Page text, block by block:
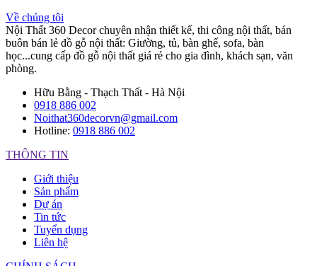
Về chúng tôi
Nội Thất 360 Decor chuyên nhận thiết kế, thi công nội thất, bán
buôn bán lẻ đồ gỗ nội thất: Giường, tủ, bàn ghế, sofa, bàn
học...cung cấp đồ gỗ nội thất giá rẻ cho gia đình, khách sạn, văn
phòng.
Hữu Bằng - Thạch Thất - Hà Nội
0918 886 002
Noithat360decorvn@gmail.com
Hotline: 0918 886 002
THÔNG TIN
Giới thiệu
Sản phẩm
Dự án
Tin tức
Tuyển dụng
Liên hệ